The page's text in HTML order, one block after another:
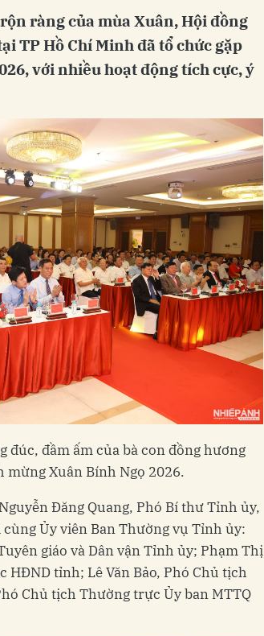
ràng của mùa Xuân, Hội đồng
TP Hồ Chí Minh đã tổ chức gặp
với nhiều hoạt động tích cực, ý
đúc, đầm ấm của bà con đồng hương
mừng Xuân Bính Ngọ 2026.
Đăng Quang, Phó Bí thư Tỉnh ủy,
Ủy viên Ban Thường vụ Tỉnh ủy:
giáo và Dân vận Tỉnh ủy; Phạm Thị
tỉnh; Lê Văn Bảo, Phó Chủ tịch
Chủ tịch Thường trực Ủy ban MTTQ